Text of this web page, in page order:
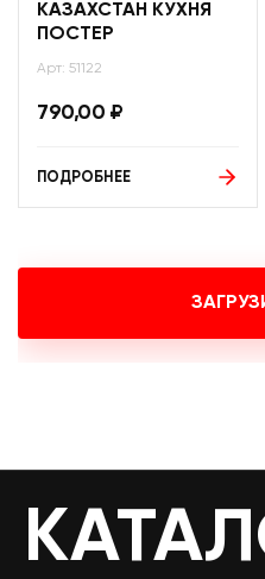
КАЗАХСТАН КУХНЯ
ПОСТЕР
Арт: 51122
790,00 ₽
ПОДРОБНЕЕ